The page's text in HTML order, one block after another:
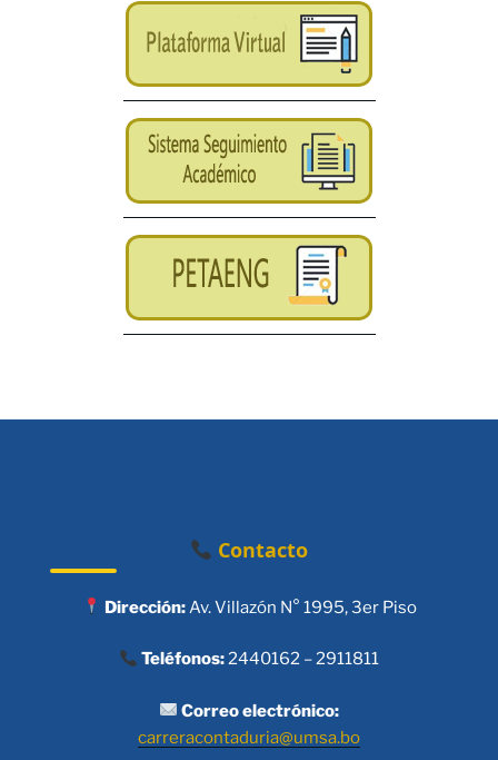
Contacto
Dirección:Av. Villazón N° 1995, 3er Piso
Teléfonos:2440162 – 2911811
Correo electrónico:
carreracontaduria@umsa.bo